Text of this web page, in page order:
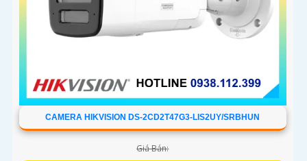
CAMERA HIKVISION DS-2CD2T47G3-LIS2UY/SRBHUN
Giá Bán: